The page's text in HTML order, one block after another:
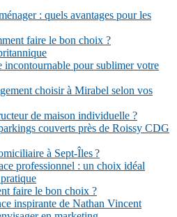
: quels avantages pour les
faire le bon choix ?
incontournable pour sublimer votre
choisir à Mirabel selon vos
de maison individuelle ?
couverts près de Roissy CDG
à Sept-Îles ?
professionnel : un choix idéal
faire le bon choix ?
inspirante de Nathan Vincent